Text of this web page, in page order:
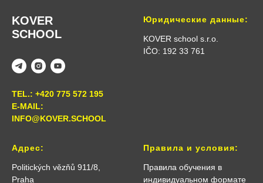
KOVER
SCHOOL
TEL.: +420 775 572 195
E-MAIL:
INFO@KOVER.SCHOOL
Юридические данные:
KOVER school s.r.o.
IČO: 192 33 761
Адрес:
Politických vězňů 911/8,
Praha
Правила и условия:
Правила обучения в
индивидуальном формате